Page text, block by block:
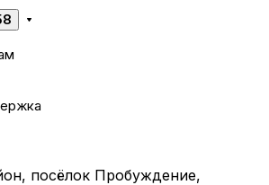
посёлок Пробуждение,